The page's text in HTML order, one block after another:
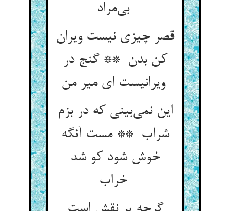
بی‌مراد
قصر چیزی نیست ویران
کن بدن ** گنج در
ویرانیست ای میر من
این نمی‌بینی که در بزم
شراب ** مست آنگه
خوش شود کو شد
خراب